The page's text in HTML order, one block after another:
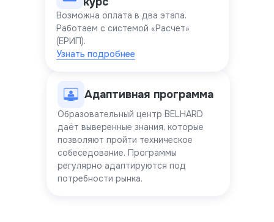
Адаптивная программа
Образовательный центр BELHARD
даёт выверенные знания, которые
позволяют пройти техническое
собеседование. Программы
регулярно адаптируются под
потребности рынка.
Возможна оплата в два этапа.
Работаем с системой «Расчет»
(ЕРИП).
Узнать подробнее